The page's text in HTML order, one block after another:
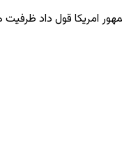
امریکا قول داد ظرفیت